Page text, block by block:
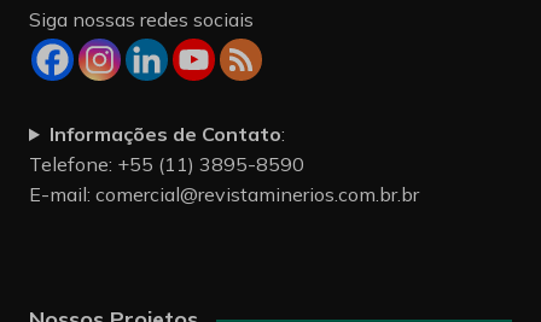
Informações de Contato
Telefone: +55 (11) 3895-8590
E-mail:comercial@revistaminerios.com.br.br
Nossos Projetos
Workshop Opex 2026